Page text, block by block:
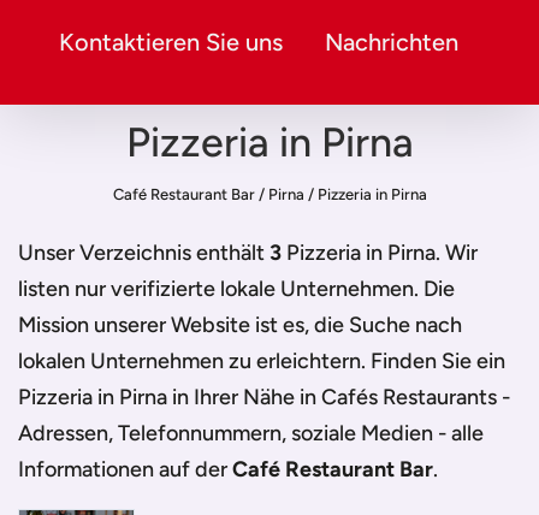
Kontaktieren Sie uns Nachrichten
Pizzeria in Pirna
Café Restaurant Bar/ Pirna / Pizzeria in Pirna
Unser Verzeichnis enthält3 Pizzeria in Pirna. Wir
listen nur verifizierte lokale Unternehmen. Die
Mission unserer Website ist es, die Suche nach
lokalen Unternehmen zu erleichtern. Finden Sie ein
Pizzeria in Pirna in Ihrer Nähe in Cafés Restaurants -
Adressen, Telefonnummern, soziale Medien - alle
Informationen auf derCafé Restaurant Bar.